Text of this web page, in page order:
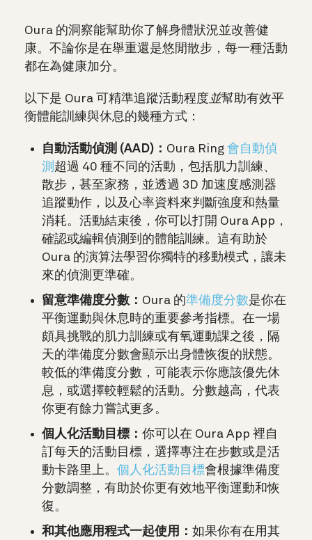
Oura 的洞察能幫助你了解身體狀況並改善健
康。不論你是在舉重還是悠閒散步，每一種活動
都在為健康加分。
以下是 Oura 可精準追蹤活動程度 並幫助有效平
衡體能訓練與休息的幾種方式：
自動活動偵測 (AAD)： Oura Ring 會自動偵
測 超過 40 種不同的活動，包括肌力訓練、
散步，甚至家務，並透過 3D 加速度感測器
追蹤動作，以及心率資料來判斷強度和熱量
消耗。活動結束後，你可以打開 Oura App，
確認或編輯偵測到的體能訓練。這有助於
Oura 的演算法學習你獨特的移動模式，讓未
來的偵測更準確。
留意準備度分數： Oura 的準備度分數是你在
平衡運動與休息時的重要參考指標。在一場
頗具挑戰的肌力訓練或有氧運動課之後，隔
天的準備度分數會顯示出身體恢復的狀態。
較低的準備度分數，可能表示你應該優先休
息，或選擇較輕鬆的活動。分數越高，代表
你更有餘力嘗試更多。
個人化活動目標： 你可以在 Oura App 裡自
訂每天的活動目標，選擇專注在步數或是活
動卡路里上。 個人化活動目標會根據準備度
分數調整，有助於你更有效地平衡運動和恢
復。
和其他應用程式一起使用： 如果你有在用其